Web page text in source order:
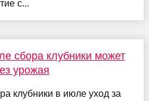
с...
сбора клубники может
урожая
клубники в июле уход за